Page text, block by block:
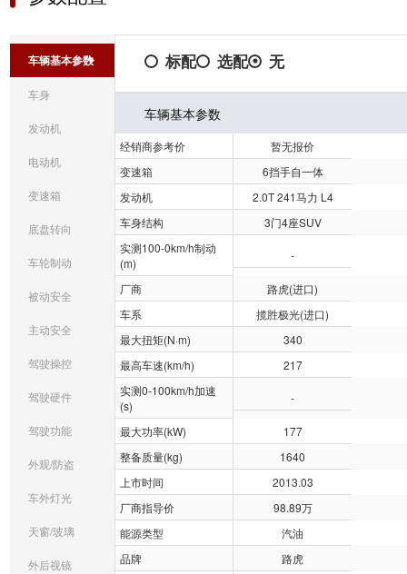
车辆基本参数
车身
发动机
电动机
变速箱
底盘转向
车轮制动
被动安全
主动安全
驾驶操控
驾驶硬件
驾驶功能
外观/防盗
车外灯光
天窗/玻璃
外后视镜
标配 选配 无
车辆基本参数
经销商参考价
暂无报价
变速箱
6挡手自一体
发动机
2.0T 241马力 L4
车身结构
3门4座SUV
实测100-0km/h制动
(m)
-
厂商
路虎(进口)
车系
揽胜极光(进口)
最大扭矩(N·m)
340
最高车速(km/h)
217
实测0-100km/h加速
(s)
-
最大功率(kW)
177
整备质量(kg)
1640
上市时间
2013.03
厂商指导价
98.89万
能源类型
汽油
品牌
路虎